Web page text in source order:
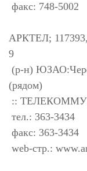
факс: 748-5002
АРКТЕЛ;
9
(р-н)
(рядом)
::
тел.: 363-3434
факс: 363-3434
web-стр.: